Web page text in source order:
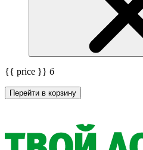
{{ price }} б
Перейти в корзину